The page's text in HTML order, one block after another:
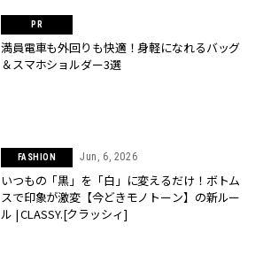
満員電車も外回りも快適！身軽になれるバッグ
＆スマホショルダー3選
FASHION Jun, 6, 2026
いつもの「黒」を「白」に変えるだけ！ボトム
スで印象が激変【今どきモノトーン】の新ルー
ル | CLASSY.[クラッシィ]